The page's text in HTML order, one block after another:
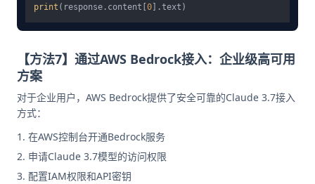
print (response.content[ 0
【方法7】通过AWS Bedrock接入：企业级高可用
方案
对于企业用户，AWS Bedrock提供了安全可靠的Claude 3.7接入
方式：
在AWS控制台开通Bedrock服务
申请Claude 3.7模型的访问权限
配置IAM权限和API密钥